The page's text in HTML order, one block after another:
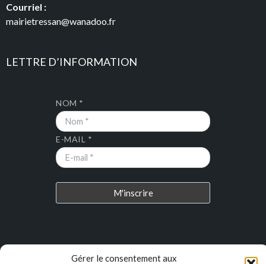
Gérer le consentement aux
Courriel :
mairietressan@wanadoo.fr
LETTRE D’INFORMATION
NOM *
E-MAIL *
DERNIERS ARTICLES